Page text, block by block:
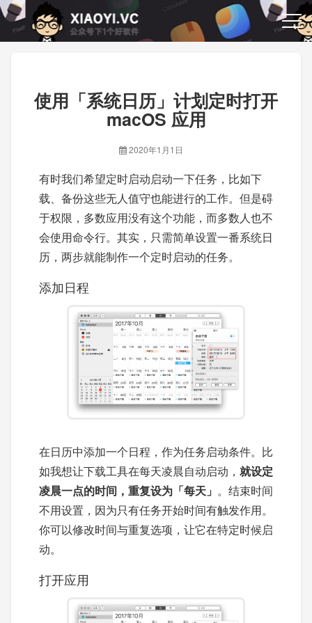
使用「系统日历」计划定时打开
macOS 应用
2020年1月1日
有时我们希望定时启动启动一下任务，比如下
载、备份这些无人值守也能进行的工作。但是碍
于权限，多数应用没有这个功能，而多数人也不
会使用命令行。其实，只需简单设置一番系统日
历，两步就能制作一个定时启动的任务。
添加日程
在日历中添加一个日程，作为任务启动条件。比
如我想让下载工具在每天凌晨自动启动， 就设定
凌晨一点的时间，重复设为「每天」 。结束时间
不用设置，因为只有任务开始时间有触发作用。
你可以修改时间与重复选项，让它在特定时候启
动。
打开应用